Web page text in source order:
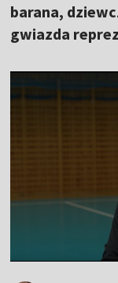
barana,
gwiazda